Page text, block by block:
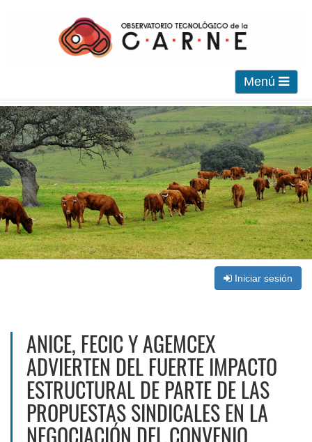
Menú
Iniciar sesión
ANICE, FECIC Y AGEMCEX
ADVIERTEN DEL FUERTE IMPACTO
ESTRUCTURAL DE PARTE DE LAS
PROPUESTAS SINDICALES EN LA
NEGOCIACIÓN DEL CONVENIO